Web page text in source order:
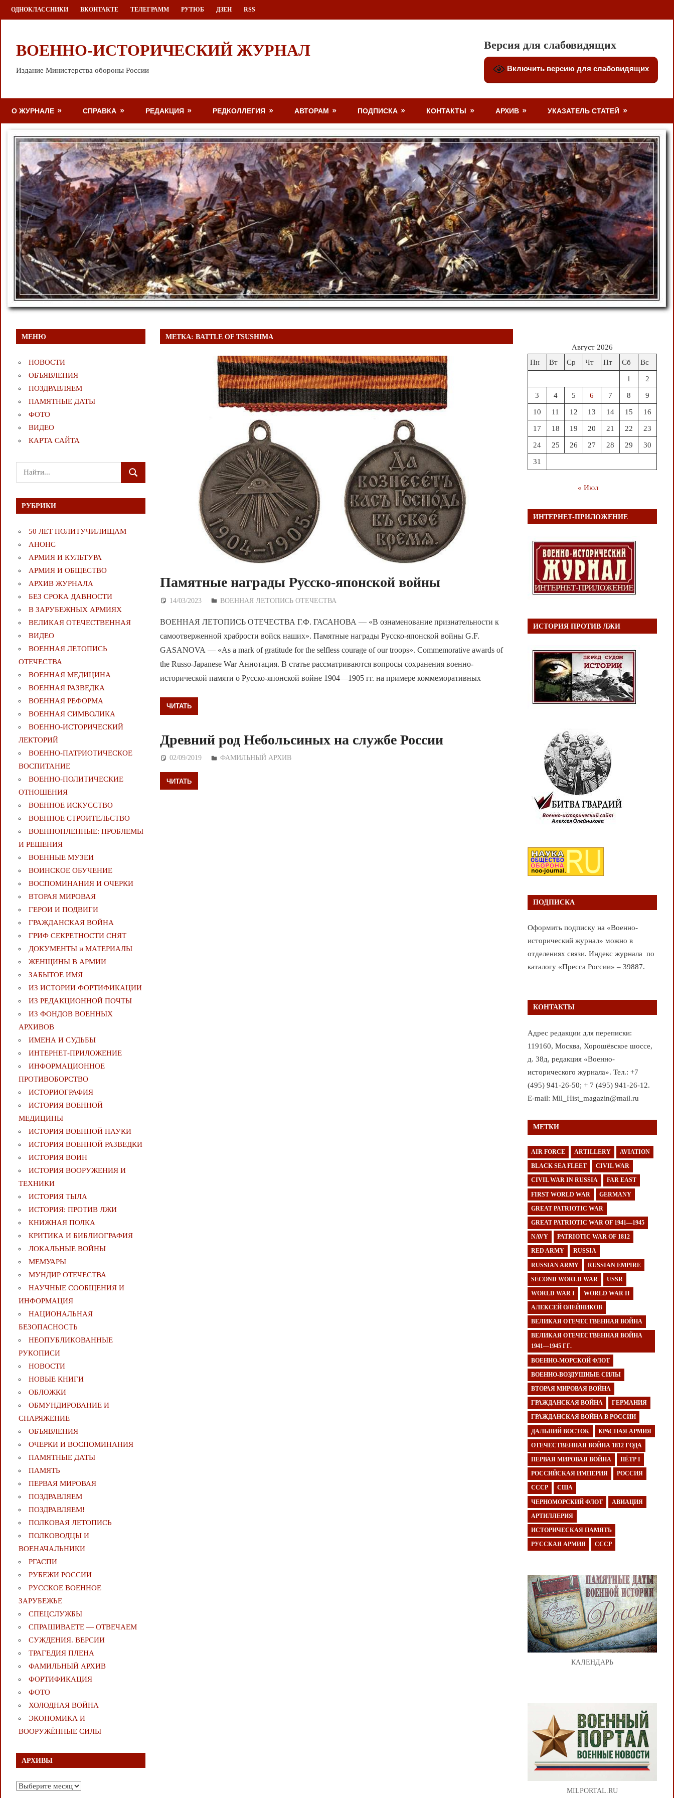
Перейти
к
ОДНОКЛАССНИКИ ВКОНТАКТЕ ТЕЛЕГРАММ РУТЮБ ДЗЕН RSS
ВОЕННО-ИСТОРИЧЕСКИЙ ЖУРНАЛ
Издание Министерства обороны России
Версия для слабовидящих
Включить версию для слабовидящих
О ЖУРНАЛЕ СПРАВКА РЕДАКЦИЯ РЕДКОЛЛЕГИЯ АВТОРАМ ПОДПИСКА КОНТАКТЫ АРХИВ УКАЗАТЕЛЬ СТАТЕЙ
МЕТКА:BATTLE OF TSUSHIMA
Памятные награды Русско-японской войны
14/03/2023 Дежурный по Редакции
ВОЕННАЯ ЛЕТОПИСЬ ОТЕЧЕСТВА
ВОЕННАЯ ЛЕТОПИСЬ ОТЕЧЕСТВА Г.Ф. ГАСАНОВА — «В ознаменование признательности к
самоотверженной храбрости войск наших». Памятные награды Русско-японской войны G.F.
GASANOVA — «As a mark of gratitude for the selfless courage of our troops». Commemorative awards of
the Russo-Japanese War Аннотация. В статье рассматриваются вопросы сохранения военно-
исторической памяти о Русско-японской войне 1904—1905 гг. на примере коммеморативных
ЧИТАТЬ
Древний род Небольсиных на службе России
02/09/2019 Дежурный по Редакции
ФАМИЛЬНЫЙ АРХИВ
ЧИТАТЬ
МЕНЮ
НОВОСТИ
ОБЪЯВЛЕНИЯ
ПОЗДРАВЛЯЕМ
ПАМЯТНЫЕ ДАТЫ
ФОТО
ВИДЕО
КАРТА САЙТА
Поиск
для:
ПОИСК
РУБРИКИ
50 ЛЕТ ПОЛИТУЧИЛИЩАМ
АНОНС
АРМИЯ И КУЛЬТУРА
АРМИЯ И ОБЩЕСТВО
АРХИВ ЖУРНАЛА
БЕЗ СРОКА ДАВНОСТИ
В ЗАРУБЕЖНЫХ АРМИЯХ
ВЕЛИКАЯ ОТЕЧЕСТВЕННАЯ
ВИДЕО
ВОЕННАЯ ЛЕТОПИСЬ
ОТЕЧЕСТВА
ВОЕННАЯ МЕДИЦИНА
ВОЕННАЯ РАЗВЕДКА
ВОЕННАЯ РЕФОРМА
ВОЕННАЯ СИМВОЛИКА
ВОЕННО-ИСТОРИЧЕСКИЙ
ЛЕКТОРИЙ
ВОЕННО-ПАТРИОТИЧЕСКОЕ
ВОСПИТАНИЕ
ВОЕННО-ПОЛИТИЧЕСКИE
ОТНОШЕНИЯ
ВОЕННОЕ ИСКУССТВО
ВОЕННОЕ СТРОИТЕЛЬСТВО
ВОЕННОПЛЕННЫЕ: ПРОБЛЕМЫ
И РЕШЕНИЯ
ВОЕННЫЕ МУЗЕИ
ВОИНСКОЕ ОБУЧЕНИЕ
ВОСПОМИНАНИЯ И ОЧЕРКИ
ВТОРАЯ МИРОВАЯ
ГЕРОИ И ПОДВИГИ
ГРАЖДАНСКАЯ ВОЙНА
ГРИФ СЕКРЕТНОСТИ СНЯТ
ДОКУМЕНТЫ и МАТЕРИАЛЫ
ЖЕНЩИНЫ В АРМИИ
ЗАБЫТОЕ ИМЯ
ИЗ ИСТОРИИ ФОРТИФИКАЦИИ
ИЗ РЕДАКЦИОННОЙ ПОЧТЫ
ИЗ ФОНДОВ ВОЕННЫХ
АРХИВОВ
ИМЕНА И СУДЬБЫ
ИНТЕРНЕТ-ПРИЛОЖЕНИЕ
ИНФОРМАЦИОННОЕ
ПРОТИВОБОРСТВО
ИСТОРИОГРАФИЯ
ИСТОРИЯ ВОЕННОЙ
МЕДИЦИНЫ
ИСТОРИЯ ВОЕННОЙ НАУКИ
ИСТОРИЯ ВОЕННОЙ РАЗВЕДКИ
ИСТОРИЯ ВОИН
ИСТОРИЯ ВООРУЖЕНИЯ И
ТЕХНИКИ
ИСТОРИЯ ТЫЛА
ИСТОРИЯ: ПРОТИВ ЛЖИ
КНИЖНАЯ ПОЛКА
КРИТИКА И БИБЛИОГРАФИЯ
ЛОКАЛЬНЫЕ ВОЙНЫ
МЕМУАРЫ
МУНДИР ОТЕЧЕСТВА
НАУЧНЫЕ СООБЩЕНИЯ И
ИНФОРМАЦИЯ
НАЦИОНАЛЬНАЯ
БЕЗОПАСНОСТЬ
НЕОПУБЛИКОВАННЫЕ
РУКОПИСИ
НОВОСТИ
НОВЫЕ КНИГИ
ОБЛОЖКИ
ОБМУНДИРОВАНИЕ И
СНАРЯЖЕНИЕ
ОБЪЯВЛЕНИЯ
ОЧЕРКИ И ВОСПОМИНАНИЯ
ПАМЯТНЫЕ ДАТЫ
ПАМЯТЬ
ПЕРВАЯ МИРОВАЯ
ПОЗДРАВЛЯЕМ
ПОЗДРАВЛЯЕМ!
ПОЛКОВАЯ ЛЕТОПИСЬ
ПОЛКОВОДЦЫ И
ВОЕНАЧАЛЬНИКИ
РГАСПИ
РУБЕЖИ РОССИИ
РУССКОЕ ВОЕННОЕ
ЗАРУБЕЖЬЕ
СПЕЦСЛУЖБЫ
СПРАШИВАЕТЕ — ОТВЕЧАЕМ
СУЖДЕНИЯ. ВЕРСИИ
ТРАГЕДИЯ ПЛЕНА
ФАМИЛЬНЫЙ АРХИВ
ФОРТИФИКАЦИЯ
ФОТО
ХОЛОДНАЯ ВОЙНА
ЭКОНОМИКА И
ВООРУЖЁННЫЕ СИЛЫ
АРХИВЫ
Архивы
Август 2026
Пн
Вт Ср Чт Пт Сб Вс
1 2
3 4 5 6 7 8 9
10 11 12 13 14 15 16
17 18 19 20 21 22 23
24 25 26 27 28 29 30
31
« Июл
ИНТЕРНЕТ-ПРИЛОЖЕНИЕ
ИСТОРИЯ ПРОТИВ ЛЖИ
ПОДПИСКА
Оформить подписку на «Военно-
исторический журнал» можно в
отделениях связи. Индекс журнала по
каталогу «Пресса России» – 39887.
КОНТАКТЫ
Адрес редакции для переписки:
119160, Москва, Хорошёвское шоссе,
д. 38д, редакция «Военно-
исторического журнала». Тел.: +7
(495) 941-26-50; + 7 (495) 941-26-12.
E-mail: Mil_Hist_magazin@mail.ru
МЕТКИ
AIR FORCE ARTILLERY AVIATION
BLACK SEA FLEET CIVIL WAR
CIVIL WAR IN RUSSIA FAR EAST
FIRST WORLD WAR GERMANY
GREAT PATRIOTIC WAR
GREAT PATRIOTIC WAR OF 1941—1945
NAVY PATRIOTIC WAR OF 1812
RED ARMY RUSSIA
RUSSIAN ARMY RUSSIAN EMPIRE
SECOND WORLD WAR USSR
WORLD WAR I WORLD WAR II
АЛЕКСЕЙ ОЛЕЙНИКОВ
ВЕЛИКАЯ ОТЕЧЕСТВЕННАЯ ВОЙНА
ВЕЛИКАЯ ОТЕЧЕСТВЕННАЯ ВОЙНА
1941—1945 ГГ.
ВОЕННО-МОРСКОЙ ФЛОТ
ВОЕННО-ВОЗДУШНЫЕ СИЛЫ
ВТОРАЯ МИРОВАЯ ВОЙНА
ГРАЖДАНСКАЯ ВОЙНА ГЕРМАНИЯ
ГРАЖДАНСКАЯ ВОЙНА В РОССИИ
ДАЛЬНИЙ ВОСТОК КРАСНАЯ АРМИЯ
ОТЕЧЕСТВЕННАЯ ВОЙНА 1812 ГОДА
ПЕРВАЯ МИРОВАЯ ВОЙНА ПЁТР I
РОССИЙСКАЯ ИМПЕРИЯ РОССИЯ
СССР США
ЧЕРНОМОРСКИЙ ФЛОТ АВИАЦИЯ
АРТИЛЛЕРИЯ
ИСТОРИЧЕСКАЯ ПАМЯТЬ
РУССКАЯ АРМИЯ СССР
КАЛЕНДАРЬ
MILPORTAL.RU